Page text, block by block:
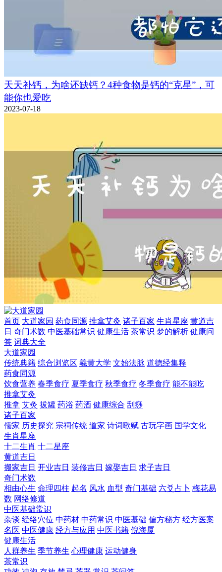
天天补钙，为啥还缺钙？4种食物是钙的“克星”，可
能你也爱吃
2023-07-18
首页 大道家园 药食同源 推拿艾灸 诸子百家 生肖星座 黄道吉
日 奇门术数 中医基础常识 健康生活 茶常识 梦的解析 健康问
答 词典大全
大道家园
传统典籍 综合浏览区 羲黄大学 文始法脉 道德经集释
药食同源
饮食营养 春季食疗 夏季食疗 秋季食疗 冬季食疗 能不能吃
推拿艾灸
推拿 艾灸 拔罐 药浴 药酒 健康综合 刮痧
诸子百家
儒家 历史探究 宗祠传统 道家 诗词歌赋 古玩字画 国学文化
生肖星座
十二生肖 十二星座
黄道吉日
搬家吉日 开业吉日 装修吉日 嫁娶吉日 求子吉日
奇门术数
相由心生 命理四柱 起名 风水 血型 奇门基础 六爻占卜 梅花易
数 网络修道
中医基础常识
杂谈 经络穴位 中药材 中药常识 中医基础 偏方秘方 经方医案
名医 中医健康 经方与应用 中医书籍 倪海厦
健康生活
人群养生 季节养生 心理健康 运动健身
茶常识